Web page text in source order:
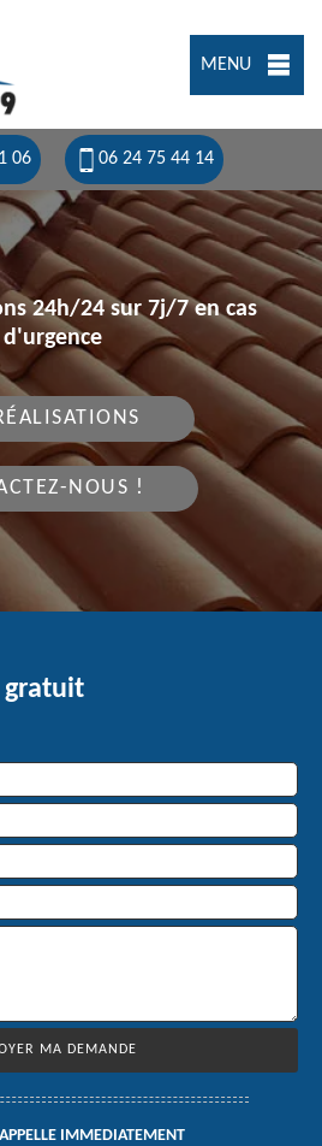
MENU
06 06 24 75 44 14
24h/24 sur 7j/7 en cas
d'urgence
NOUS !
gratuit
IMMEDIATEMENT